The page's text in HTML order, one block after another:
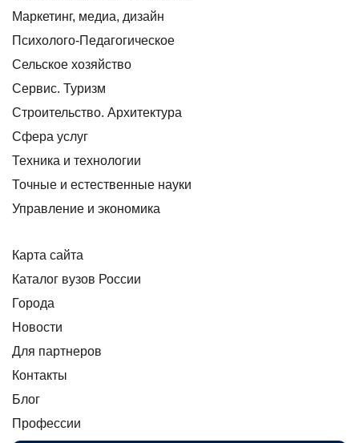
Маркетинг, медиа, дизайн
Психолого-Педагогическое
Сельское хозяйство
Сервис. Туризм
Строительство. Архитектура
Сфера услуг
Техника и технологии
Точные и естественные науки
Управление и экономика
Карта сайта
Каталог вузов России
Города
Новости
Для партнеров
Контакты
Блог
Профессии